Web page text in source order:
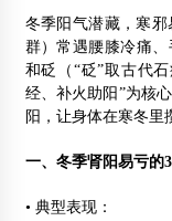
冬季阳气潜藏，寒
群）常遇腰膝冷痛
和砭（“砭”取古代
经、补火助阳”为核
阳，让身体在寒冬里
一、冬季肾阳易亏的
• 典型表现：